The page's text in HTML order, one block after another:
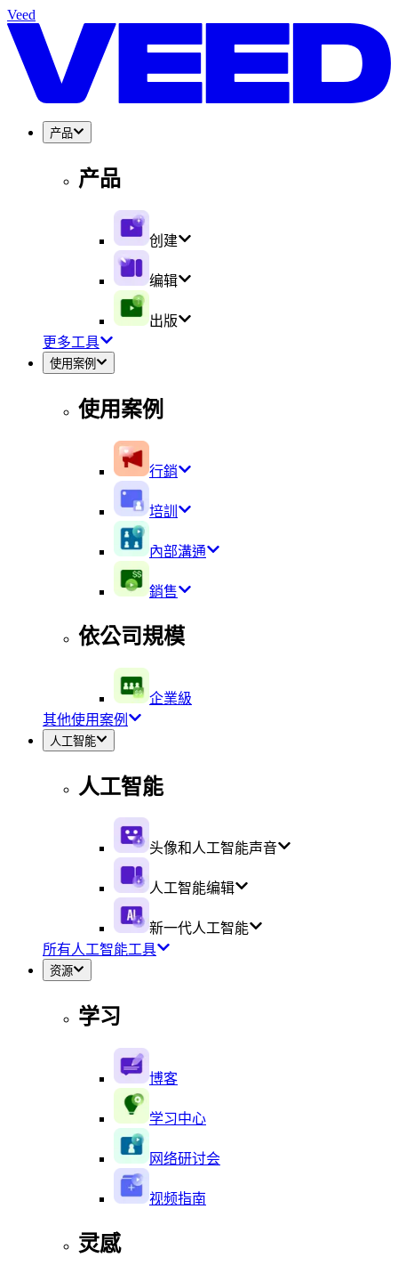
Veed
产品
产品
创建
编辑
出版
更多工具
使用案例
使用案例
行銷
培訓
內部溝通
銷售
依公司規模
企業級
其他使用案例
人工智能
人工智能
头像和人工智能声音
人工智能编辑
新一代人工智能
所有人工智能工具
资源
学习
博客
学习中心
网络研讨会
视频指南
灵感